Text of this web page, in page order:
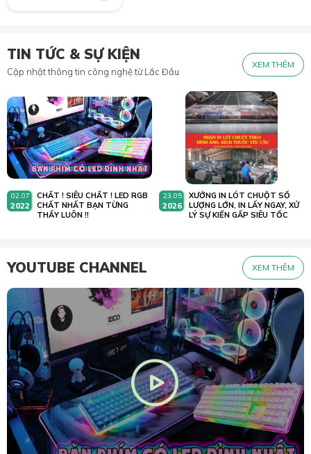
TIN TỨC & SỰ KIỆN
Cập nhật thông tin công nghệ từ Lắc Đầu
XEM THÊM
02.07
2022
CHẤT ! SIÊU CHẤT ! LED RGB
CHẤT NHẤT BẠN TỪNG
THẤY LUÔN !!
23.05
2026
XƯỞNG IN LÓT CHUỘT SỐ
LƯỢNG LỚN, IN LẤY NGAY, XỬ
LÝ SỰ KIẾN GẤP SIÊU TỐC
YOUTUBE CHANNEL XEM THÊM